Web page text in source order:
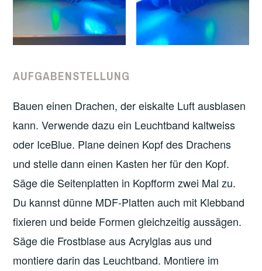
AUFGABENSTELLUNG
Bauen einen Drachen, der eiskalte Luft ausblasen
kann. Verwende dazu ein Leuchtband kaltweiss
oder IceBlue. Plane deinen Kopf des Drachens
und stelle dann einen Kasten her für den Kopf.
Säge die Seitenplatten in Kopfform zwei Mal zu.
Du kannst dünne MDF-Platten auch mit Klebband
fixieren und beide Formen gleichzeitig aussägen.
Säge die Frostblase aus Acrylglas aus und
montiere darin das Leuchtband. Montiere im